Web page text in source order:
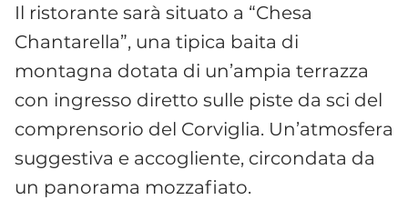
Il ristorante sarà situato a “Chesa
Chantarella”, una tipica baita di
montagna dotata di un’ampia terrazza
con ingresso diretto sulle piste da sci del
comprensorio del Corviglia. Un’atmosfera
suggestiva e accogliente, circondata da
un panorama mozzafiato.